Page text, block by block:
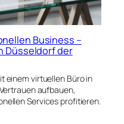
Business –
Düsseldorf der
einem virtuellen Büro in
aufbauen,
Services profitieren.